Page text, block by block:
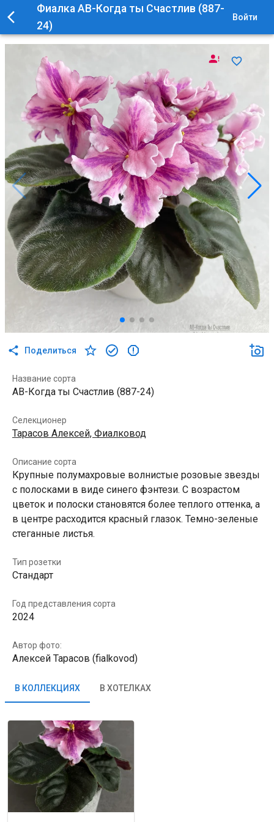
Фиалка АВ-Когда ты Счастлив (887-
24)
Войти
Поделиться
Название сорта
АВ-Когда ты Счастлив (887-24)
Селекционер
Тарасов Алексей, Фиалковод
Описание сорта
Крупные полумахровые волнистые розовые звезды
с полосками в виде синего фэнтези. С возрастом
цветок и полоски становятся более теплого оттенка, а
в центре расходится красный глазок. Темно-зеленые
стеганные листья.
Тип розетки
Стандарт
Год представления сорта
2024
Автор фото:
Алексей Тарасов (fialkovod)
В КОЛЛЕКЦИЯХ В ХОТЕЛКАХ